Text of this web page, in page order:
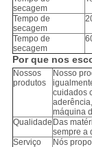
secagem
Tempo de
secagem
Tempo de
secagem
Por que nos
Nossos
produtos
Nosso
cuidados
máquina
Qualidade Das
sempre a
Serviço
Nós